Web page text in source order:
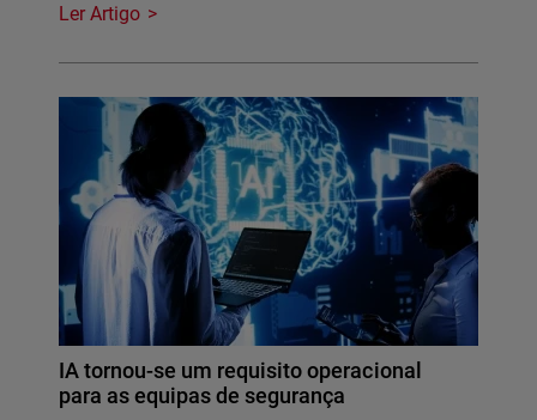
Ler Artigo
IA tornou-se um requisito operacional
para as equipas de segurança